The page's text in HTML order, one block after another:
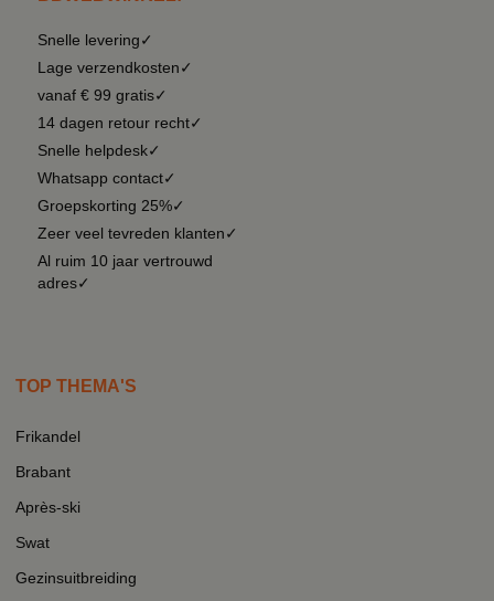
Snelle levering✓
Lage verzendkosten✓
vanaf € 99 gratis✓
14 dagen retour recht✓
Snelle helpdesk✓
Whatsapp contact✓
Groepskorting 25%✓
Zeer veel tevreden klanten✓
Al ruim 10 jaar vertrouwd
adres✓
TOP THEMA'S
Frikandel
Brabant
Après-ski
Swat
Gezinsuitbreiding